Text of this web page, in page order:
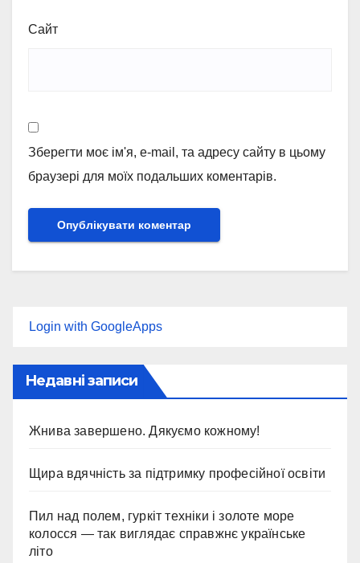
Сайт
Зберегти моє ім'я, e-mail, та адресу сайту в цьому
браузері для моїх подальших коментарів.
Login with GoogleApps
Недавні записи
Жнива завершено. Дякуємо кожному!
Щира вдячність за підтримку професійної освіти
Пил над полем, гуркіт техніки і золоте море
колосся — так виглядає справжнє українське
літо